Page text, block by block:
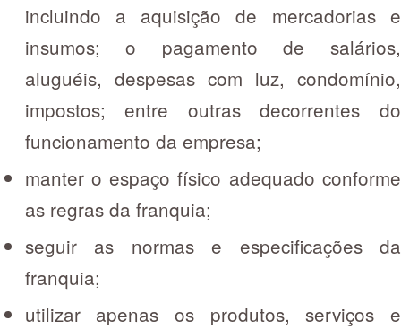
incluindo a aquisição de mercadorias e
insumos; o pagamento de salários,
aluguéis, despesas com luz, condomínio,
impostos; entre outras decorrentes do
funcionamento da empresa;
manter o espaço físico adequado conforme
as regras da franquia;
seguir as normas e especificações da
franquia;
utilizar apenas os produtos, serviços e